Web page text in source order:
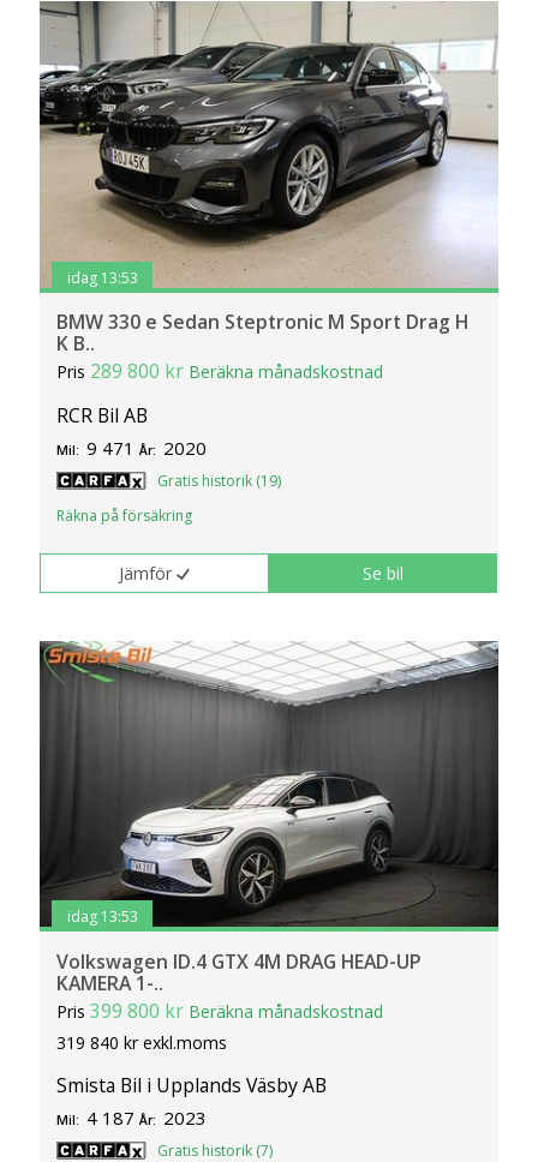
idag 13:53
BMW 330 e Sedan Steptronic M Sport Drag H
K B..
Pris 289 800 kr Beräkna månadskostnad
RCR Bil AB
Mil: 9 471 År: 2020
Gratis historik (19)
Räkna på försäkring
Jämför Se bil
idag 13:53
Volkswagen ID.4 GTX 4M DRAG HEAD-UP
KAMERA 1-..
Pris399 800 kr Beräkna månadskostnad
319 840 kr exkl.moms
Smista Bil i Upplands Väsby AB
Mil: 4 187 År: 2023
Gratis historik (7)